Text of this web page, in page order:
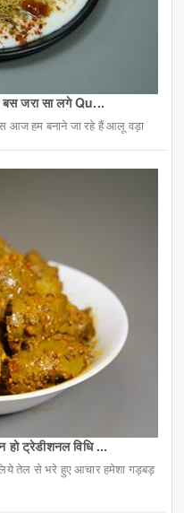
जरा सा लगे Qu...
आज हम बनाने जा रहे हैं आलू वड़ा
ट्रेडीशनल विधि ...
तेल से भरे हुए आचार हमेशा गड़बड़